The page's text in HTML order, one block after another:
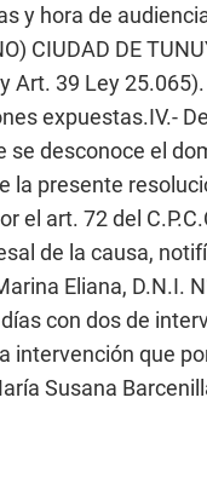
y hora de
CIUDAD DE
Art. 39 Ley
expuestas.IV.-
se desconoce el
la presente
art. 72 del
de la causa,
Eliana, D.N.I.
con dos de
intervención que
Susana